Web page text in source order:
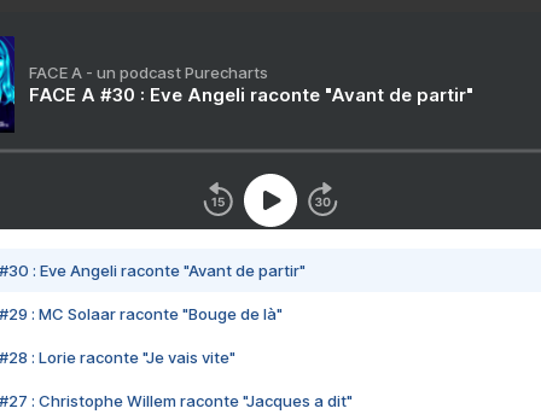
FACE A - un podcast Purecharts
FACE A #30 : Eve Angeli raconte "Avant de partir"
#30 : Eve Angeli raconte "Avant de partir"
#29 : MC Solaar raconte "Bouge de là"
#28 : Lorie raconte "Je vais vite"
#27 : Christophe Willem raconte "Jacques a dit"